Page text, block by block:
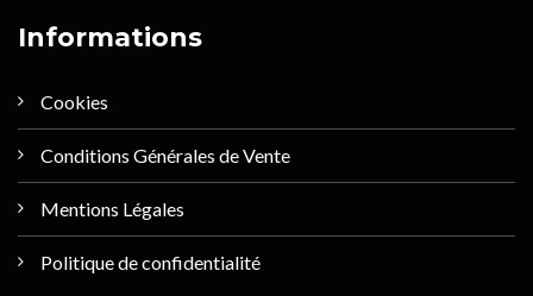
Informations
Cookies
Conditions Générales de Vente
Mentions Légales
Politique de confidentialité